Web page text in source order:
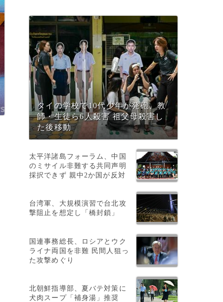
タイの学校で10代少年が発砲、教
師・生徒ら6人殺害 祖父母殺害し
た後移動
太平洋諸島フォーラム、中国
のミサイル非難する共同声明
採択できず 親中2か国が反対
台湾軍、大規模演習で台北攻
撃阻止を想定し「橋封鎖」
国連事務総長、ロシアとウク
ライナ両国を非難 民間人狙っ
た攻撃めぐり
北朝鮮指導部、夏バテ対策に
犬肉スープ「補身湯」推奨